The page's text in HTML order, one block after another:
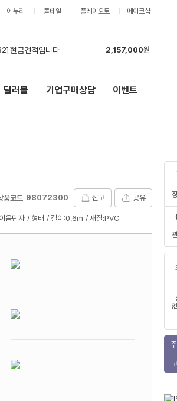
에누리 몰테일 플레이오토 메이크샵
3,374,000원
2,555,000원
현금견적입니다 2,157,000원
딜러몰 기업구매상담 이벤트
품코드 98072300 신고 공유
음단자 형태 길이:0.6m 재질:PVC